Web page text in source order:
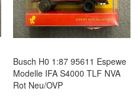
Busch H0 1:87 95611 Espewe
Modelle IFA S4000 TLF NVA
Rot Neu/OVP